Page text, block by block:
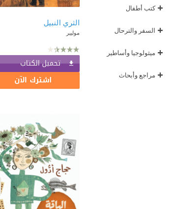
+كتب أطفال
+ السفر والترحال
+ ميثولوجيا وأساطير
+ مراجع وأبحاث
الثري النبيل
موليير
تحميل الكتاب
اشترك الآن